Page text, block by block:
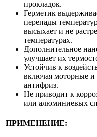
прокладок.
Герметик
перепады
высыхает и не
температурах.
Дополнительное
улучшает их
Устойчив к
включая моторные и
антифриз.
Не приводит к
или алюминиевых
ПРИМЕНЕНИЕ: